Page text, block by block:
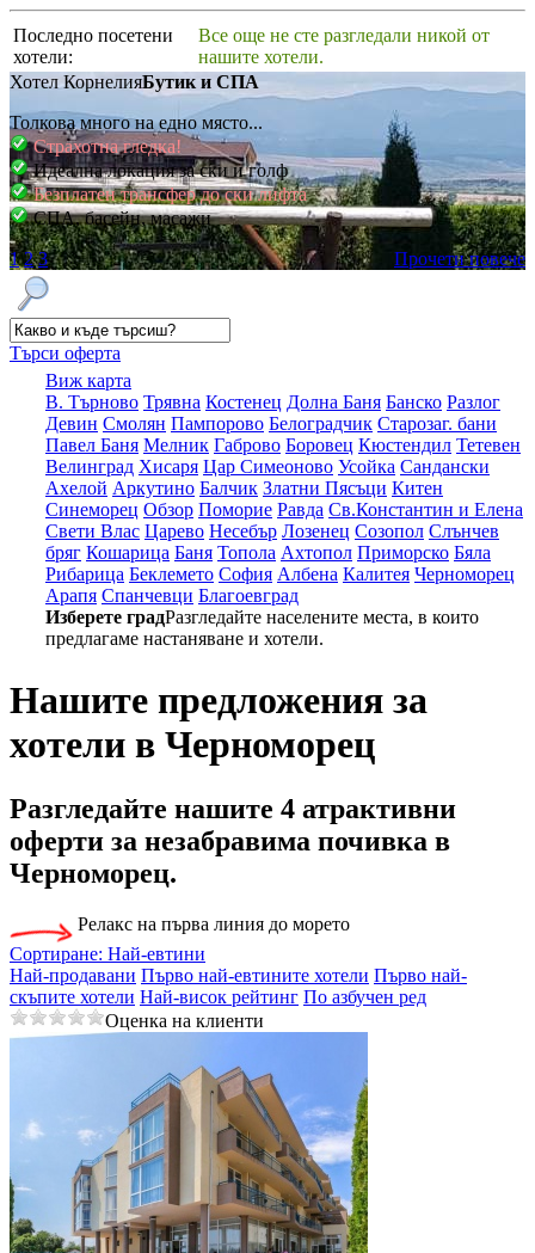
Последно посетени
хотели:
Все още не сте разгледали никой от
нашите хотели.
Хотел КорнелияБутик и СПА
Толкова много на едно място...
Страхотна гледка!
Идеална локация за ски и голф
Безплатен трансфер до ски лифта
СПА, басейн, масажи
Прочети повече
1 2 3
Търси оферта
Виж карта
В. Търново Трявна Костенец Долна Баня Банско Разлог
Девин Смолян Пампорово Белоградчик Старозаг. бани
Павел Баня Мелник Габрово Боровец Кюстендил Тетевен
Велинград Хисаря Цар Симеоново Усойка Сандански
Ахелой Аркутино Балчик Златни Пясъци Китен
Синеморец Обзор Поморие Равда Св.Константин и Елена
Свети Влас Царево Несебър Лозенец Созопол Слънчев
бряг Кошарица Баня Топола Ахтопол Приморско Бяла
Рибарица Беклемето София Албена Калитея Черноморец
Арапя Спанчевци Благоевград
Изберете градРазгледайте населените места, в които
предлагаме настаняване и хотели.
Нашите предложения за
хотели в Черноморец
Разгледайте нашите 4 атрактивни
оферти за незабравима почивка в
Черноморец.
Сортиране: Най-евтини
Най-продавани Първо най-евтините хотели Първо най-
скъпите хотели Най-висок рейтинг По азбучен ред
Релакс на първа линия до морето
Оценка на клиенти